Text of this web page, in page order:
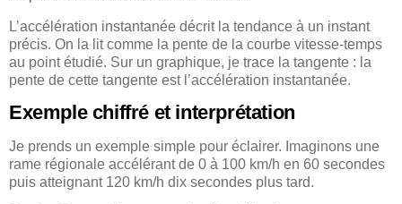
L’accélération instantanée décrit la tendance à un instant
précis. On la lit comme la pente de la courbe vitesse-temps
au point étudié. Sur un graphique, je trace la tangente : la
pente de cette tangente est l’accélération instantanée.
Exemple chiffré et interprétation
Je prends un exemple simple pour éclairer. Imaginons une
rame régionale accélérant de 0 à 100 km/h en 60 secondes
puis atteignant 120 km/h dix secondes plus tard.